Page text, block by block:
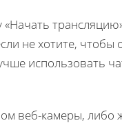
«Начать
не хотите, чтобы
использовать
веб-камеры, либо